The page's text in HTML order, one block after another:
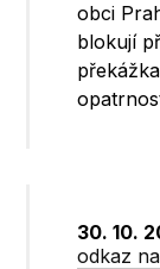
obci
blokují
30. 10.
odkaz